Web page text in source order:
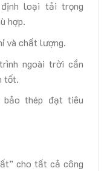
loại tải trọng
hợp.
và chất lượng.
ngoài trời cần
tốt.
bảo thép đạt tiêu
cho tất cả công